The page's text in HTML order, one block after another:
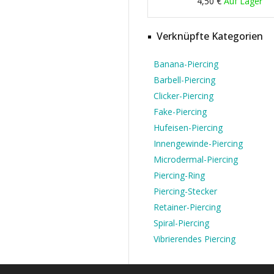
Verknüpfte Kategorien
Banana-Piercing
Barbell-Piercing
Clicker-Piercing
Fake-Piercing
Hufeisen-Piercing
Innengewinde-Piercing
Microdermal-Piercing
Piercing-Ring
Piercing-Stecker
Retainer-Piercing
Spiral-Piercing
Vibrierendes Piercing